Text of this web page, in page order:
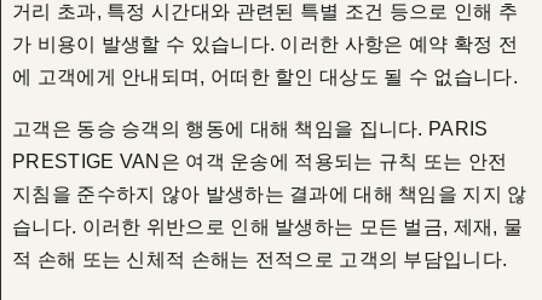
거리 초과, 특정 시간대와 관련된 특별 조건 등으로 인해 추
가 비용이 발생할 수 있습니다. 이러한 사항은 예약 확정 전
에 고객에게 안내되며, 어떠한 할인 대상도 될 수 없습니다.
고객은 동승 승객의 행동에 대해 책임을 집니다. PARIS
PRESTIGE VAN은 여객 운송에 적용되는 규칙 또는 안전
지침을 준수하지 않아 발생하는 결과에 대해 책임을 지지 않
습니다. 이러한 위반으로 인해 발생하는 모든 벌금, 제재, 물
적 손해 또는 신체적 손해는 전적으로 고객의 부담입니다.